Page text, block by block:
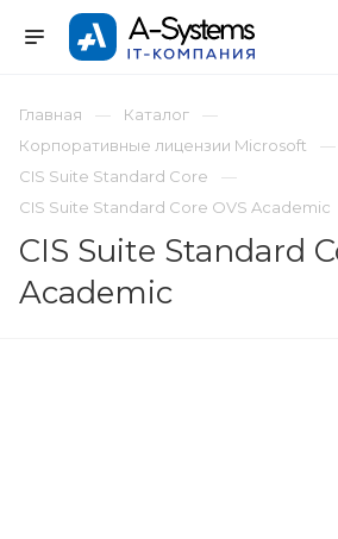
Главная
Каталог
Корпоративные лицензии Microsoft
CIS Suite Standard Core
CIS Suite Standard Core OVS Academic
CIS Suite Standard
Academic